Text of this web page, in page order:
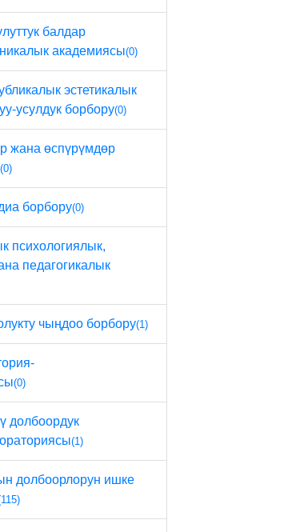
балдар
академиясы(0)
эстетикалык
усулдук борбору(0)
жана өспүрүмдөр
(0)
борбору(0)
психологиялык,
педагогикалык
чыңдоо борбору(1)
(0)
долбоордук
(1)
долбоорлорун ишке